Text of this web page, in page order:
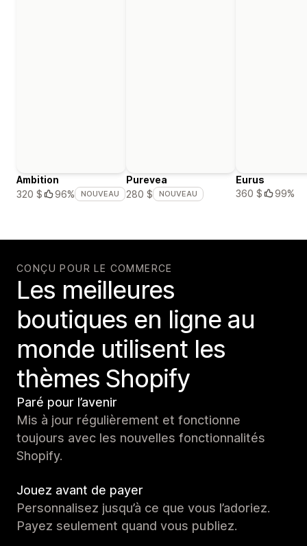
Ambition
320 $
96% NOUVEAU
Purevea
280 $
NOUVEAU
Eurus
360 $
99%
CONÇU POUR LE COMMERCE
Les meilleures
boutiques en ligne au
monde utilisent les
thèmes Shopify
Paré pour l’avenir
Mis à jour régulièrement et fonctionne
toujours avec les nouvelles fonctionnalités
Shopify.
Jouez avant de payer
Personnalisez jusqu’à ce que vous l’adoriez.
Payez seulement quand vous publiez.